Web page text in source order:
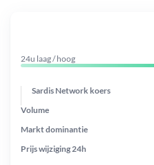
24u laag / hoog
Sardis Network koers
Prijs wijziging 24h
Markt dominantie
Volume